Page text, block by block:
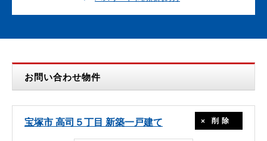
お問い合わせ物件
宝塚市 高司５丁目 新築一戸建て 削除